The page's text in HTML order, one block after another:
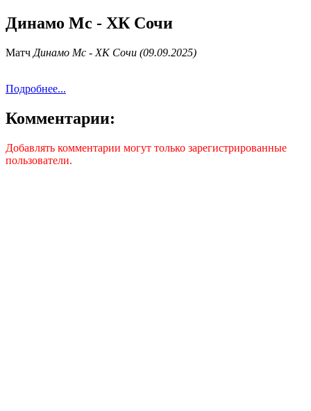
Динамо Мс - ХК Сочи
Матч Динамо Мс - ХК Сочи (09.09.2025)
Подробнее...
Комментарии:
Добавлять комментарии могут только зарегистрированные
пользователи.